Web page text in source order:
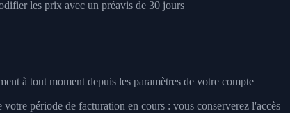
les prix avec un préavis de 30 jours
à tout moment depuis les paramètres de votre compte
période de facturation en cours : vous conserverez l'accès